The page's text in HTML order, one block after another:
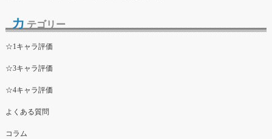
カ テゴリー
☆1キャラ評価
☆3キャラ評価
☆4キャラ評価
よくある質問
コラム